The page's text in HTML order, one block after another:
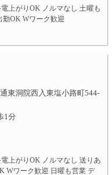
上がりOK ノルマなし 土曜も
勤OK Wワーク歓迎
東洞院西入東塩小路町544-
1分
上がりOK ノルマなし 送りあ
Wワーク歓迎 日曜も営業 デ